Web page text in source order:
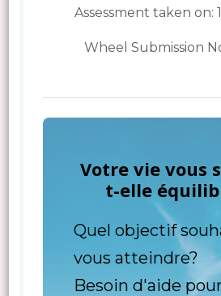
Assessment taken on:
Wheel Submission
Votre vie vous
t-elle
Quel objectif
vous atteindre?
Besoin d'aide pour